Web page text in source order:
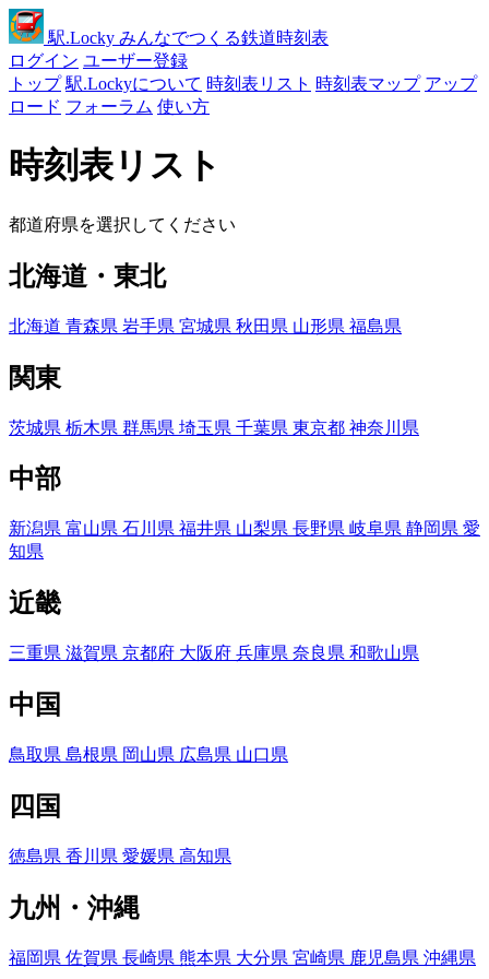
駅.Locky みんなでつくる鉄道時刻表
ログイン ユーザー登録
トップ 駅.Lockyについて 時刻表リスト 時刻表マップ アップ
ロード フォーラム 使い方
時刻表リスト
都道府県を選択してください
北海道・東北
北海道 青森県 岩手県 宮城県 秋田県 山形県 福島県
関東
茨城県 栃木県 群馬県 埼玉県 千葉県 東京都 神奈川県
中部
新潟県 富山県 石川県 福井県 山梨県 長野県 岐阜県 静岡県 愛
知県
近畿
三重県 滋賀県 京都府 大阪府 兵庫県 奈良県 和歌山県
中国
鳥取県 島根県 岡山県 広島県 山口県
四国
徳島県 香川県 愛媛県 高知県
九州・沖縄
福岡県 佐賀県 長崎県 熊本県 大分県 宮崎県 鹿児島県 沖縄県